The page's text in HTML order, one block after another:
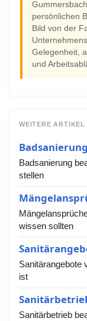
persönlichen
Bild von der
Gelegenheit,
und
WEITERE ARTIKEL
Badsanierung
stellen
wissen sollten
Sanitärangebote
ist
Sanitärbetrieb